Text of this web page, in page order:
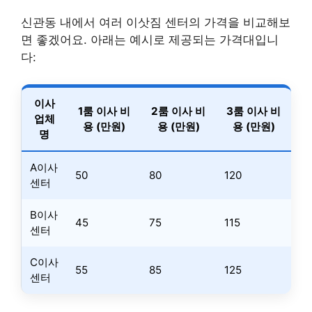
신관동 내에서 여러 이삿짐 센터의 가격을 비교해보
면 좋겠어요. 아래는 예시로 제공되는 가격대입니
다:
이사
업체
명
1룸 이사 비
용 (만원)
2룸 이사 비
용 (만원)
3룸 이사 비
용 (만원)
A이사
센터
50 80 120
B이사
센터
45 75 115
C이사
센터
55 85 125